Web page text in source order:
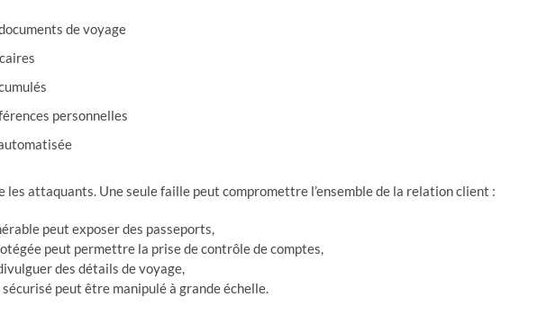
de voyage
personnelles
les attaquants. Une seule faille peut compromettre l’ensemble de la relation client :
peut exposer des passeports,
peut permettre la prise de contrôle de comptes,
des détails de voyage,
peut être manipulé à grande échelle.